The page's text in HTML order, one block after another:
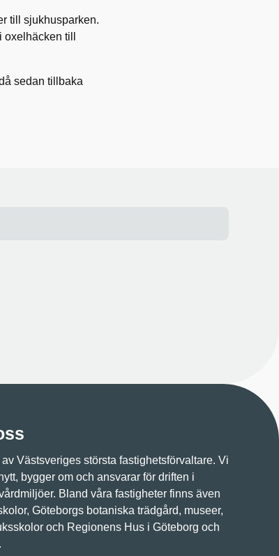
till sjukhusparken.
till
sedan tillbaka
Västsveriges största fastighetsförvaltare. Vi
bygger om och ansvarar för driften i
Bland våra fastigheter finns även
Göteborgs botaniska trädgård, museer,
och Regionens Hus i Göteborg och